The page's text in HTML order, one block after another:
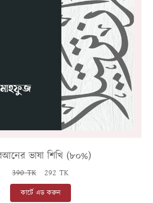
ভাষা শিখি (৮০%)
390 TK 292 TK
কার্টে এড করুন